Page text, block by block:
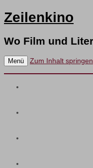
Zeilenkino
Wo Film und
Menü Zum Inhalt springen